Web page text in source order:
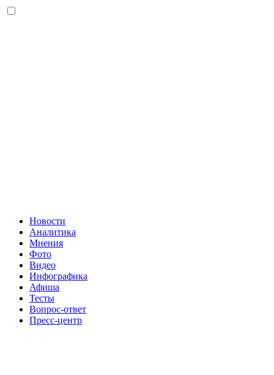
Новости
Аналитика
Мнения
Фото
Видео
Инфографика
Афиша
Тесты
Вопрос-ответ
Пресс-центр